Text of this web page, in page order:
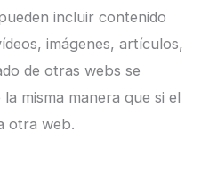
incluir contenido
imágenes, artículos,
de otras webs se
misma manera que si el
otra web.